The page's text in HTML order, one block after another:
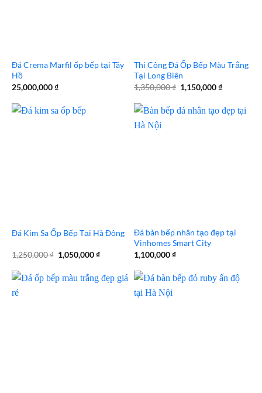
Đá Crema Marfil ốp bếp tại Tây
Hồ
25,000,000₫
Thi Công Đá Ốp Bếp Màu Trắng
Tại Long Biên
1,350,000₫ Giá
gốc
1,350,000 ₫.
1,150,000₫Giá
là:
Đá Kim Sa Ốp Bếp Tại Hà Đông
1,250,000₫ Giá
gốc
1,250,000 ₫.
1,050,000₫Giá
là:
Đá bàn bếp nhân tạo đẹp tại
Vinhomes Smart City
1,100,000₫